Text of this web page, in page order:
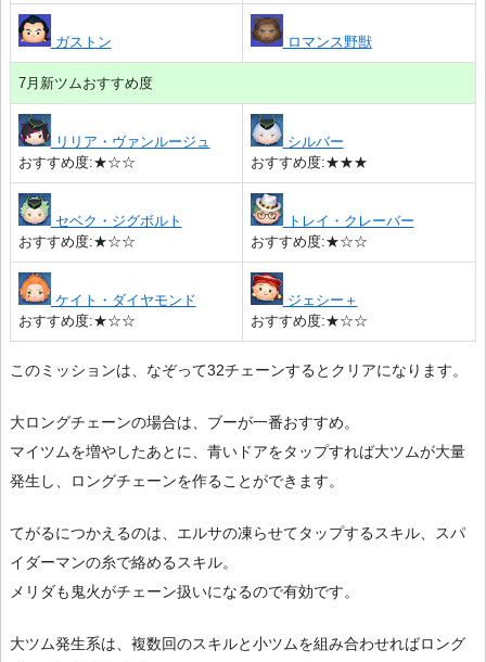
ガストン ロマンス野獣
7月新ツムおすすめ度
リリア・ヴァンルージュ
おすすめ度:★☆☆
シルバー
おすすめ度:★★★
セベク・ジグボルト
おすすめ度:★☆☆
トレイ・クレーバー
おすすめ度:★☆☆
ケイト・ダイヤモンド
おすすめ度:★☆☆
ジェシー＋
おすすめ度:★☆☆
このミッションは、なぞって32チェーンするとクリアになります。
大ロングチェーンの場合は、ブーが一番おすすめ。
マイツムを増やしたあとに、青いドアをタップすれば大ツムが大量
発生し、ロングチェーンを作ることができます。
てがるにつかえるのは、エルサの凍らせてタップするスキル、スパ
イダーマンの糸で絡めるスキル。
メリダも鬼火がチェーン扱いになるので有効です。
大ツム発生系は、複数回のスキルと小ツムを組み合わせればロング